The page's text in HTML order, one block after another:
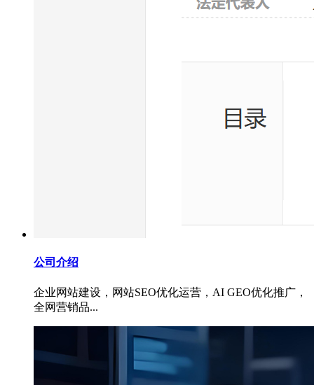
公司介绍
企业网站建设，网站SEO优化运营，AI GEO优化推广，
全网营销品...